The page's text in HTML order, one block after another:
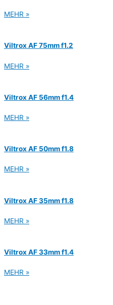
MEHR »
Viltrox AF 75mm f1.2
MEHR »
Viltrox AF 56mm f1.4
MEHR »
Viltrox AF 50mm f1.8
MEHR »
Viltrox AF 35mm f1.8
MEHR »
Viltrox AF 33mm f1.4
MEHR »